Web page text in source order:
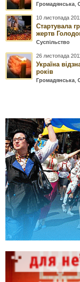
Громадянська ,
10 листопада
Стартувала
жертв
Суспільство
26 листопада
Україна
років
Громадянська ,